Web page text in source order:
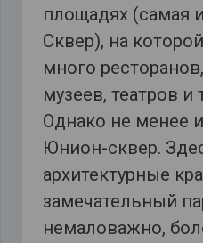
площадях (самая
Сквер), на
много
музеев, театров
Однако не менее
Юнион-сквер.
архитектурные
замечательный
немаловажно,